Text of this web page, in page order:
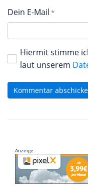
Dein E-Mail
Hiermit stimme
laut unserem
Kommentar
Anzeige